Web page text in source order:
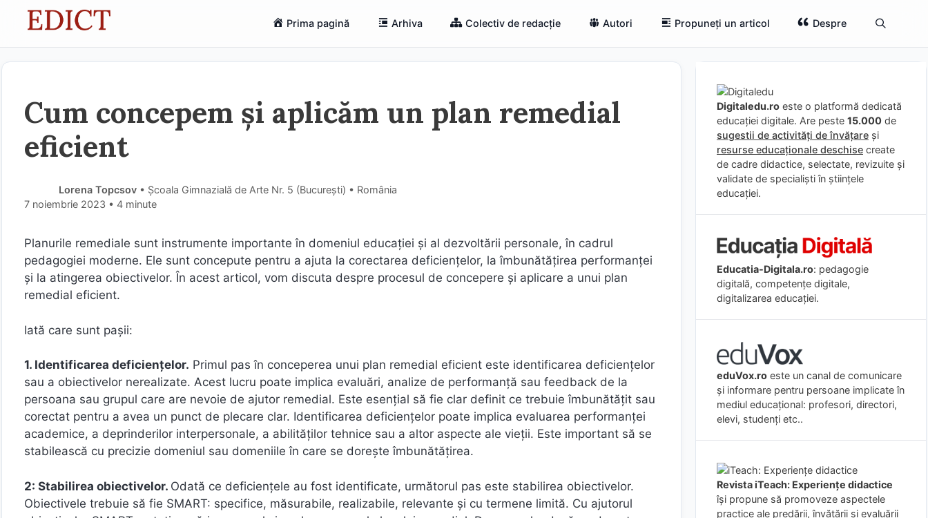
Prima pagină Arhiva Colectiv de redacție Autori Propuneți un articol Despre
Cum concepem și aplicăm un plan remedial
eficient
Lorena Topcsov • Școala Gimnazială de Arte Nr. 5 (Bucureşti) • România
7 noiembrie 2023 • 4 minute
Planurile remediale sunt instrumente importante în domeniul educației și al dezvoltării personale, în cadrul
pedagogiei moderne. Ele sunt concepute pentru a ajuta la corectarea deficiențelor, la îmbunătățirea performanței
și la atingerea obiectivelor. În acest articol, vom discuta despre procesul de concepere și aplicare a unui plan
remedial eficient.
Iată care sunt pașii:
1. Identificarea deficiențelor. Primul pas în conceperea unui plan remedial eficient este identificarea deficiențelor
sau a obiectivelor nerealizate. Acest lucru poate implica evaluări, analize de performanță sau feedback de la
persoana sau grupul care are nevoie de ajutor remedial. Este esențial să fie clar definit ce trebuie îmbunătățit sau
corectat pentru a avea un punct de plecare clar. Identificarea deficiențelor poate implica evaluarea performanței
academice, a deprinderilor interpersonale, a abilităților tehnice sau a altor aspecte ale vieții. Este important să se
stabilească cu precizie domeniul sau domeniile în care se dorește îmbunătățirea.
2: Stabilirea obiectivelor. Odată ce deficiențele au fost identificate, următorul pas este stabilirea obiectivelor.
Obiectivele trebuie să fie SMART: specifice, măsurabile, realizabile, relevante și cu termene limită. Cu ajutorul
Digitaledu.ro este o platformă dedicată
educației digitale. Are peste 15.000 de
sugestii de activități de învățare și
resurse educaționale deschise create
de cadre didactice, selectate, revizuite și
validate de specialiști în științele
educației.
Educatia-Digitala.ro: pedagogie
digitală, competențe digitale,
digitalizarea educației.
eduVox.ro este un canal de comunicare
și informare pentru persoane implicate în
mediul educațional: profesori, directori,
elevi, studenți etc..
Revista iTeach: Experienţe didactice
îşi propune să promoveze aspectele
practice ale predării, învăţării şi evaluării